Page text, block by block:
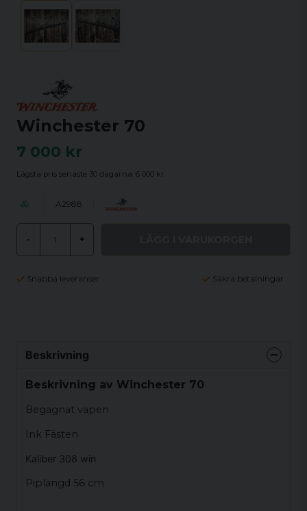
Winchester 70
7 000 kr
Lägsta pris senaste 30 dagarna: 6 000 kr
A2988
- +
Snabba leveranser Säkra betalningar
Beskrivning
Beskrivning av Winchester 70
Begagnat vapen
Ink Fästen
Kaliber 308 win
Piplängd 56 cm